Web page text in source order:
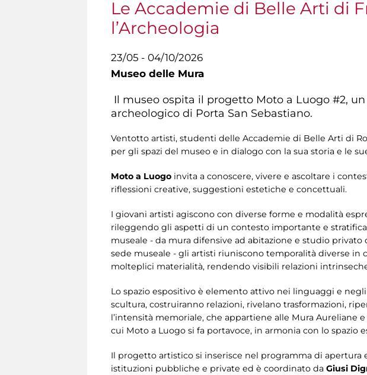
Le Accademie di Belle Arti di
l’Archeologia
23/05 - 04/10/2026
Museo delle Mura
Il museo ospita il progetto Moto a Luogo #2,
archeologico di Porta San Sebastiano.
Ventotto artisti, studenti delle Accademie di Belle Arti di
per gli spazi del museo e in dialogo con la sua storia e le
Moto a Luogo invita a conoscere, vivere e ascoltare i
riflessioni creative, suggestioni estetiche e concettuali.
I giovani artisti agiscono con diverse forme e modalità
rileggendo gli aspetti di un contesto importante e
museale - da mura difensive ad abitazione e studio
sede museale - gli artisti riuniscono temporalità diverse
molteplici materialità, rendendo visibili relazioni
Lo spazio espositivo è elemento attivo nei linguaggi e
scultura, costruiranno relazioni, rivelano trasformazioni,
l’intensità memoriale, che appartiene alle Mura Aureliane
cui Moto a Luogo si fa portavoce, in armonia con lo spazio
Il progetto artistico si inserisce nel programma di
istituzioni pubbliche e private ed è coordinato da Giusi